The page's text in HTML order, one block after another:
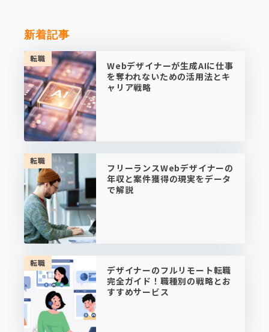
新着記事
転職
Webデザイナーが生成AIに仕事
を奪われないための活用法とキ
ャリア戦略
転職
フリーランスWebデザイナーの
年収と案件獲得の現実をデータ
で解説
転職
デザイナーのフルリモート転職
完全ガイド！職種別の戦略とお
すすめサービス